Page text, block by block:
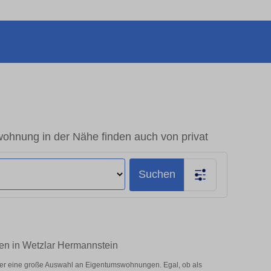
in der Nähe finden auch von privat
Suchen
in Wetzlar Hermannstein
eine große Auswahl an Eigentumswohnungen. Egal, ob als